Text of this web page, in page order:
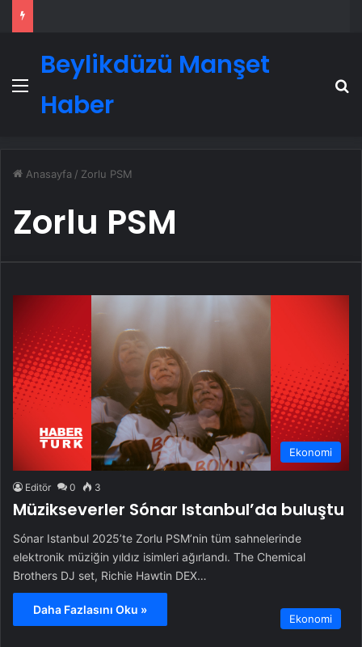
Menü
Beylikdüzü Manşet
Haber
Anasayfa / Zorlu PSM
Zorlu PSM
Ekonomi
Editör 0 3
Müzikseverler Sónar Istanbul’da buluştu
Sónar Istanbul 2025’te Zorlu PSM’nin tüm sahnelerinde
elektronik müziğin yıldız isimleri ağırlandı. The Chemical
Brothers DJ set, Richie Hawtin DEX…
Daha Fazlasını Oku »
Ekonomi